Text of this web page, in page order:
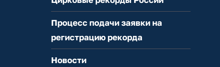
Процесс подачи заявки на
регистрацию рекорда
Новости